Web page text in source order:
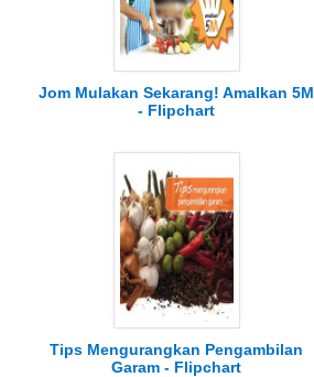
Jom Mulakan Sekarang! Amalkan 5M
- Flipchart
Tips Mengurangkan Pengambilan
Garam - Flipchart